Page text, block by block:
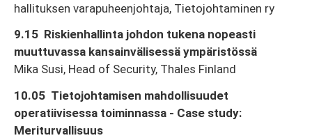
hallituksen varapuheenjohtaja, Tietojohtaminen ry
9.15 Riskienhallinta johdon tukena nopeasti
muuttuvassa kansainvälisessä ympäristössä
Mika Susi, Head of Security, Thales Finland
10.05 Tietojohtamisen mahdollisuudet
operatiivisessa toiminnassa - Case study:
Meriturvallisuus